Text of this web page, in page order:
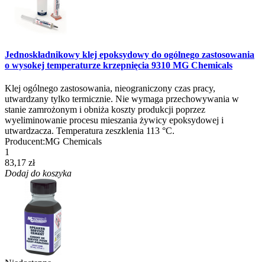
Jednoskładnikowy klej epoksydowy do ogólnego zastosowania
o wysokej temperaturze krzepnięcia 9310 MG Chemicals
Klej ogólnego zastosowania, nieograniczony czas pracy,
utwardzany tylko termicznie. Nie wymaga przechowywania w
stanie zamrożonym i obniża koszty produkcji poprzez
wyeliminowanie procesu mieszania żywicy epoksydowej i
utwardzacza. Temperatura zeszklenia 113 °C.
Producent:MG Chemicals
1
83,17 zł
Dodaj do koszyka